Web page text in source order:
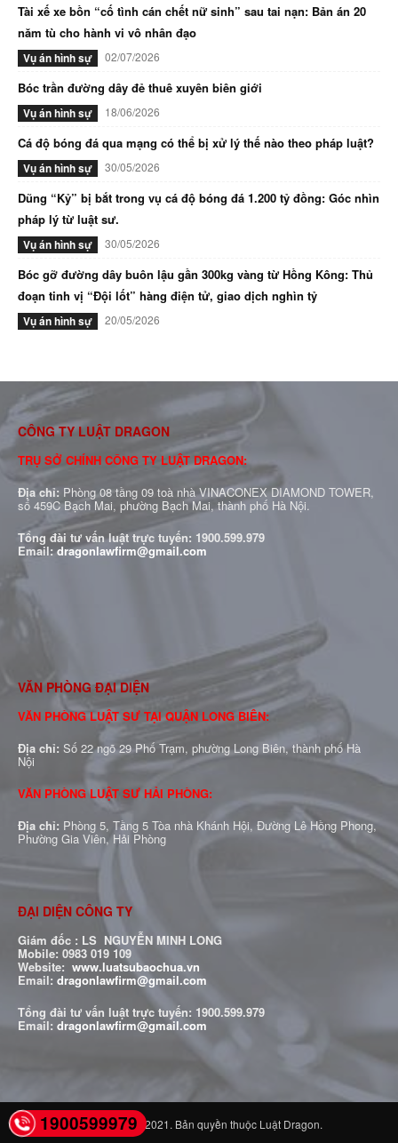
Tài xế xe bồn “cố tình cán chết nữ sinh” sau tai nạn: Bản án 20
năm tù cho hành vi vô nhân đạo
Vụ án hình sự 02/07/2026
Bóc trần đường dây đẻ thuê xuyên biên giới
Vụ án hình sự 18/06/2026
Cá độ bóng đá qua mạng có thể bị xử lý thế nào theo pháp luật?
Vụ án hình sự 30/05/2026
Dũng “Kỷ” bị bắt trong vụ cá độ bóng đá 1.200 tỷ đồng: Góc nhìn
pháp lý từ luật sư.
Vụ án hình sự 30/05/2026
Bóc gỡ đường dây buôn lậu gần 300kg vàng từ Hồng Kông: Thủ
đoạn tinh vị “Đội lốt” hàng điện tử, giao dịch nghìn tỷ
Vụ án hình sự 20/05/2026
CÔNG TY LUẬT DRAGON
TRỤ SỞ CHÍNH CÔNG TY LUẬT DRAGON:
Địa chỉ: Phòng 08 tầng 09 toà nhà VINACONEX DIAMOND TOWER,
số 459C Bạch Mai, phường Bạch Mai, thành phố Hà Nội.
Tổng đài tư vấn luật trực tuyến: 1900.599.979
Email:dragonlawfirm@gmail.com
VĂN PHÒNG ĐẠI DIỆN
VĂN PHÒNG LUẬT SƯ TẠI QUẬN LONG BIÊN:
Địa chỉ: Số 22 ngõ 29 Phố Trạm, phường Long Biên, thành phố Hà
Nội
VĂN PHÒNG LUẬT SƯ HẢI PHÒNG:
Địa chỉ: Phòng 5, Tầng 5 Tòa nhà Khánh Hội, Đường Lê Hồng Phong,
Phường Gia Viên, Hải Phòng
ĐẠI DIỆN CÔNG TY
Giám đốc : LS NGUYỄN MINH LONG
Mobile: 0983 019 109
Website: www.luatsubaochua.vn
Email: dragonlawfirm@gmail.com
Tổng đài tư vấn luật trực tuyến: 1900.599.979
Email: dragonlawfirm@gmail.com
© Copyright ®2021. Bản quyền thuộc Luật Dragon.
1900599979